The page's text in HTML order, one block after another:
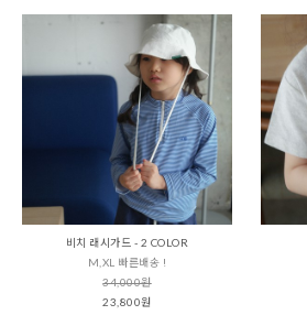
비치 래시가드 - 2 COLOR
M,XL 빠른배송 !
34,000원
23,800원